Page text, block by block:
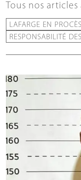
Tous nos
LAFARGE EN
RESPONSABILITÉ